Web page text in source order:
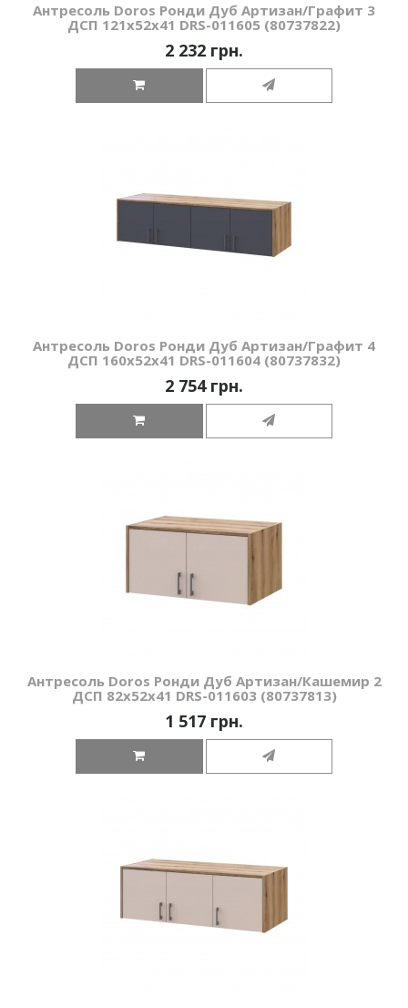
Антресоль Doros Ронди Дуб Артизан/Графит 3
ДСП 121х52х41 DRS-011605 (80737822)
2 232 грн.
Антресоль Doros Ронди Дуб Артизан/Графит 4
ДСП 160х52х41 DRS-011604 (80737832)
2 754 грн.
Антресоль Doros Ронди Дуб Артизан/Кашемир 2
ДСП 82х52х41 DRS-011603 (80737813)
1 517 грн.